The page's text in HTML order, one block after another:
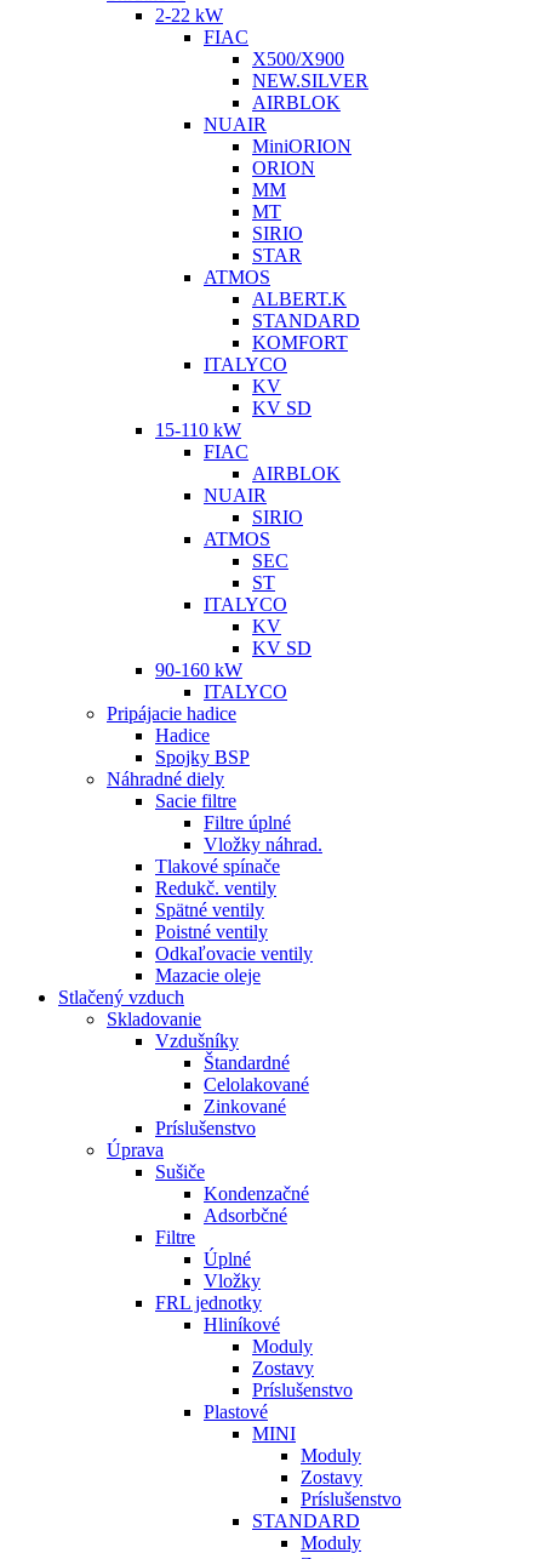
2-22 kW
FIAC
X500/X900
NEW.SILVER
AIRBLOK
NUAIR
MiniORION
ORION
MM
MT
SIRIO
STAR
ATMOS
ALBERT.K
STANDARD
KOMFORT
ITALYCO
KV
KV SD
15-110 kW
FIAC
AIRBLOK
NUAIR
SIRIO
ATMOS
SEC
ST
ITALYCO
KV
KV SD
90-160 kW
ITALYCO
Pripájacie hadice
Hadice
Spojky BSP
Náhradné diely
Sacie filtre
Filtre úplné
Vložky náhrad.
Tlakové spínače
Redukč. ventily
Spätné ventily
Poistné ventily
Odkaľovacie ventily
Mazacie oleje
Stlačený vzduch
Skladovanie
Vzdušníky
Štandardné
Celolakované
Zinkované
Príslušenstvo
Úprava
Sušiče
Kondenzačné
Adsorbčné
Filtre
Úplné
Vložky
FRL jednotky
Hliníkové
Moduly
Zostavy
Príslušenstvo
Plastové
MINI
Moduly
Zostavy
Príslušenstvo
STANDARD
Moduly